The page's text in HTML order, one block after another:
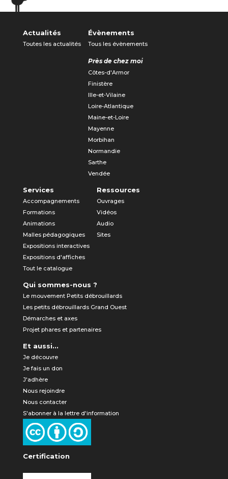
Actualités
Toutes les actualités
Évènements
Tous les évènements
Près de chez moi
Côtes-d'Armor
Finistère
Ille-et-Vilaine
Loire-Atlantique
Maine-et-Loire
Mayenne
Morbihan
Normandie
Sarthe
Vendée
Services
Accompagnements
Formations
Animations
Malles pédagogiques
Expositions interactives
Expositions d'affiches
Tout le catalogue
Ressources
Ouvrages
Vidéos
Audio
Sites
Qui sommes-nous ?
Le mouvement Petits débrouillards
Les petits débrouillards Grand Ouest
Démarches et axes
Projet phares et partenaires
Et aussi...
Je découvre
Je fais un don
J'adhère
Nous rejoindre
Nous contacter
S'abonner à la lettre d'information
Certification